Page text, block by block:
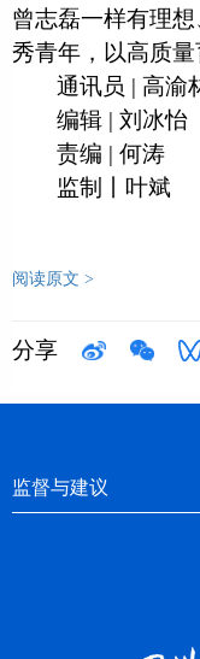
曾志磊一样有理
秀青年，以高质量
通讯员 | 高渝
编辑 | 刘冰怡
责编 | 何涛
监制丨叶斌
阅读原文 >
分享
监督与建议